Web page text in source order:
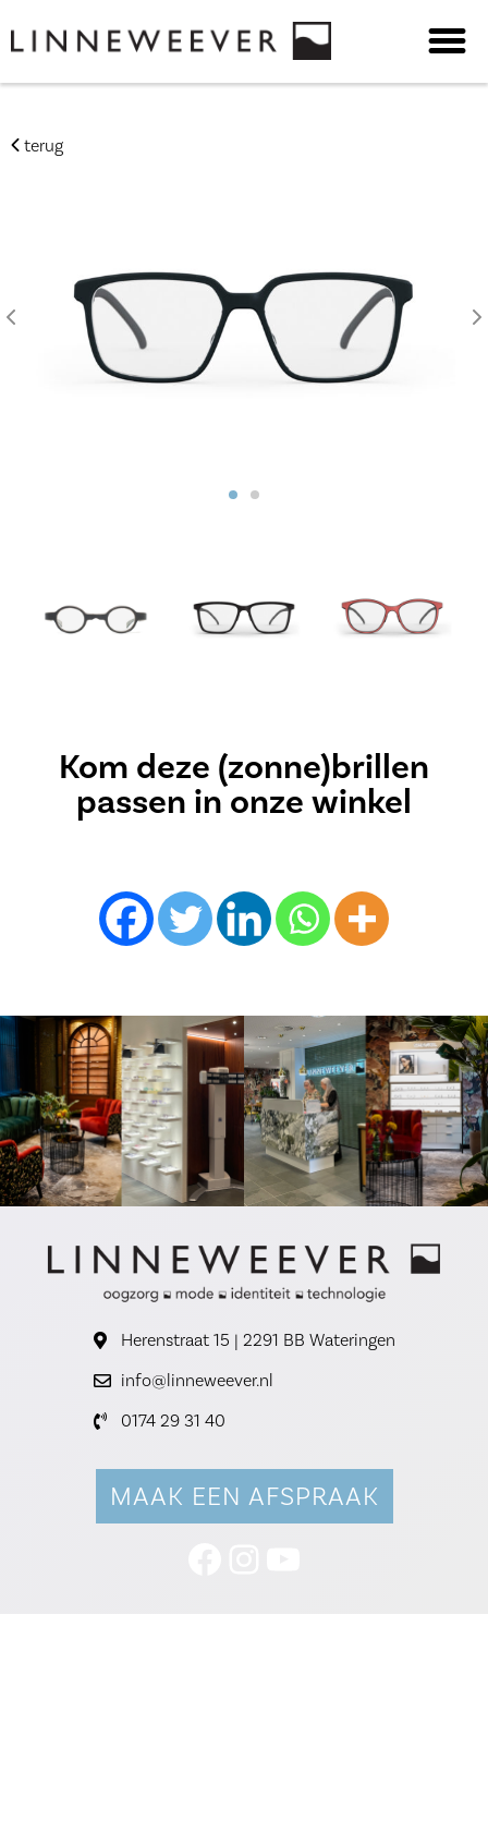
terug
Kom deze (zonne)brillen
passen in onze winkel
Herenstraat 15 | 2291 BB Wateringen
info@linneweever.nl
0174 29 31 40
MAAK EEN AFSPRAAK